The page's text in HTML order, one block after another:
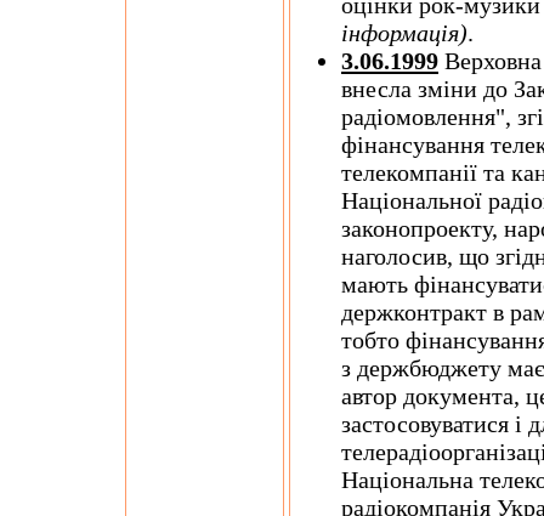
інформація).
3.06.1999
внесла зміни до
радіомовлення",
фінансування
телекомпанії та
Національної
законопроекту,
наголосив, що
мають
держконтракт в
тобто
з держбюджету
автор документа,
застосовуватися і
Національна
радіокомпанія